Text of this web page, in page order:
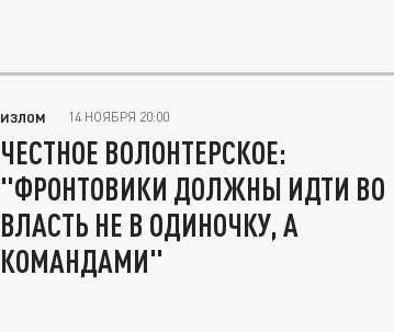
ИЗЛОМ 14 НОЯБРЯ 20:00
ЧЕСТНОЕ ВОЛОНТЕРСКОЕ:
"ФРОНТОВИКИ ДОЛЖНЫ ИДТИ ВО
ВЛАСТЬ НЕ В ОДИНОЧКУ, А
КОМАНДАМИ"